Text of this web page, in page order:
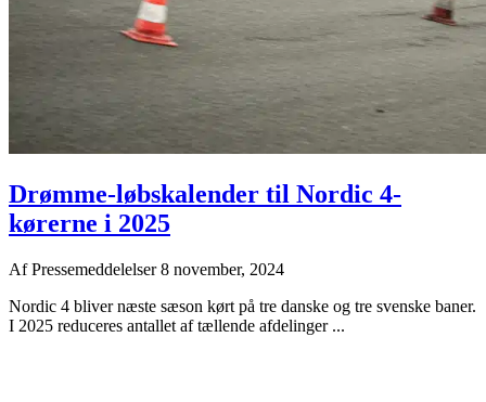
Drømme-løbskalender til Nordic 4-
kørerne i 2025
AfPressemeddelelser8 november, 2024
Nordic 4 bliver næste sæson kørt på tre danske og tre svenske baner.
I 2025 reduceres antallet af tællende afdelinger ...